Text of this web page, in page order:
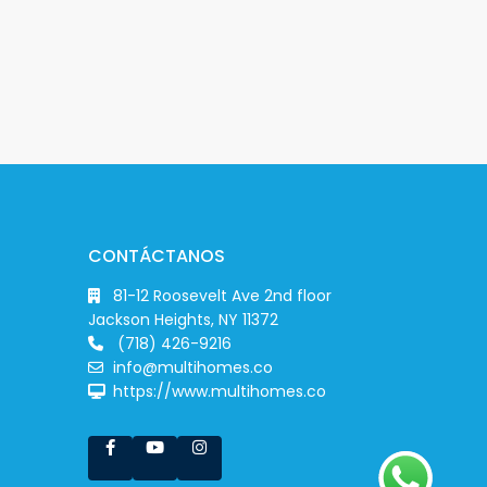
CONTÁCTANOS
81-12 Roosevelt Ave 2nd floor
Jackson Heights, NY 11372
(718) 426-9216
info@multihomes.co
https://www.multihomes.co